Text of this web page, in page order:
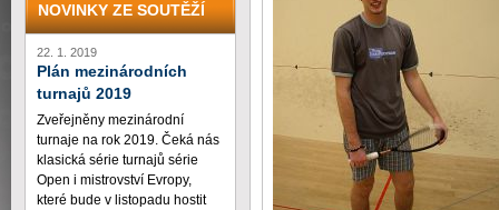
NOVINKY ZE SOUTĚŽÍ
22. 1. 2019
Plán mezinárodních
turnajů 2019
Zveřejněny mezinárodní
turnaje na rok 2019. Čeká nás
klasická série turnajů série
Open i mistrovství Evropy,
které bude v listopadu hostit